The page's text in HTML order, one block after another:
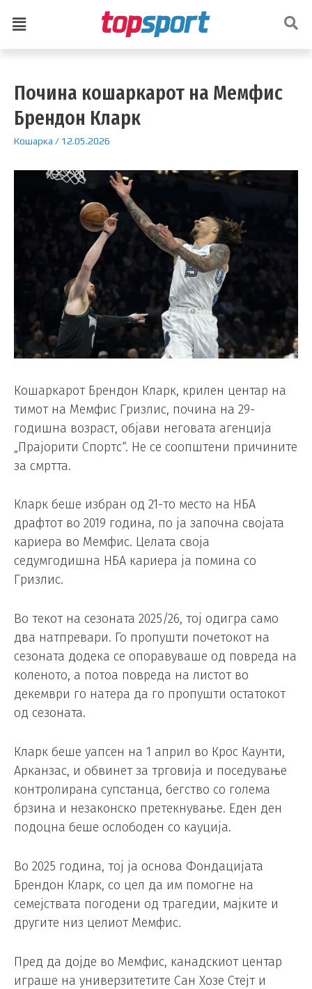
Почина кошаркарот на Мемфис
Брендон Кларк
Кошарка / 12.05.2026
Кошаркарот Брендон Кларк, крилен центар на
тимот на Мемфис Гризлис, почина на 29-
годишна возраст, објави неговата агенција
„Прајорити Спортс“. Не се соопштени причините
за смртта.
Кларк беше избран oд 21-то место на НБА
драфтот во 2019 година, по ја започна својата
кариера во Мемфис. Целата своја
седумгодишна НБА кариера ја помина со
Гризлис.
Во текот на сезоната 2025/26, тој одигра само
два натпревари. Го пропушти почетокот на
сезоната додека се опоравуваше од повреда на
коленото, а потоа повреда на листот во
декември го натера да го пропушти остатокот
од сезоната.
Кларк беше уапсен на 1 април во Крос Каунти,
Арканзас, и обвинет за трговија и поседување
контролирана супстанца, бегство со голема
брзина и незаконско претекнување. Еден ден
подоцна беше ослободен со кауција.
Во 2025 година, тој ја основа Фондацијата
Брендон Кларк, со цел да им помогне на
семејствата погодени од трагедии, мајките и
другите низ целиот Мемфис.
Пред да дојде во Мемфис, канадскиот центар
играше на универзитетите Сан Хозе Стејт и